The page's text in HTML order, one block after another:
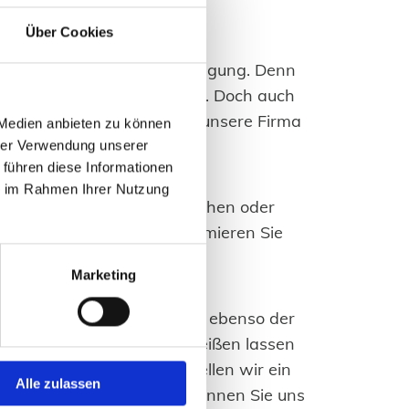
Über Cookies
anbieten zu können
Verwendung unserer
diese Informationen
Rahmen Ihrer Nutzung
Marketing
Alle zulassen
Ihnen jederzeit zur Verfügung. Denn
von Fundamenten. Doch auch
diesem Bereich verfügt unsere Firma
Wer beispielsweise Flächen oder
aufgehoben. Wir informieren Sie
Daher sind wir für Sie ebenso der
Firma abreißen lassen
- für jeden Abbruch erstellen wir ein
In diesem Rahmen können Sie uns